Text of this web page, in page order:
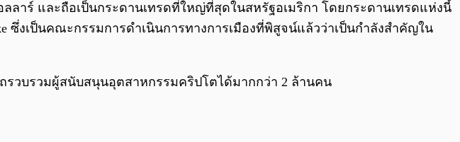
ลาร์ และถือเป็นกระดานเทรดที่ใหญ่ที่สุดในสหรัฐอเมริกา โดยกระดานเทรดแห่งนี้
ซึ่งเป็นคณะกรรมการดำเนินการทางการเมืองที่พิสูจน์แล้วว่าเป็นกำลังสำคัญใน
ถรวบรวมผู้สนับสนุนอุตสาหกรรมคริปโตได้มากกว่า 2 ล้านคน